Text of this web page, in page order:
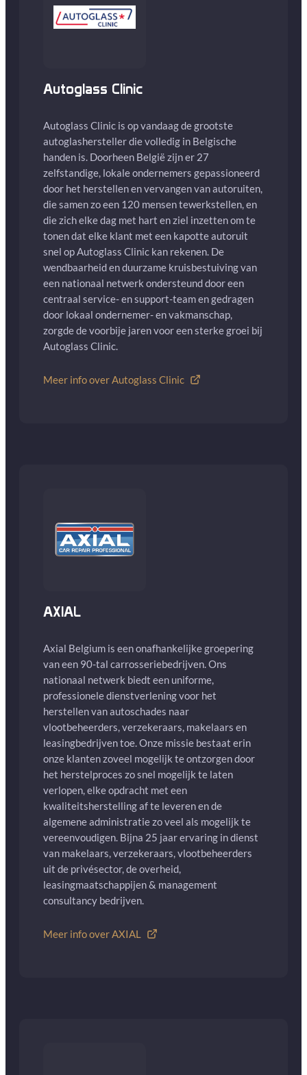
Autoglass Clinic
Autoglass Clinic is op vandaag de grootste
autoglashersteller die volledig in Belgische
handen is. Doorheen België zijn er 27
zelfstandige, lokale ondernemers gepassioneerd
door het herstellen en vervangen van autoruiten,
die samen zo een 120 mensen tewerkstellen, en
die zich elke dag met hart en ziel inzetten om te
tonen dat elke klant met een kapotte autoruit
snel op Autoglass Clinic kan rekenen. De
wendbaarheid en duurzame kruisbestuiving van
een nationaal netwerk ondersteund door een
centraal service- en support-team en gedragen
door lokaal ondernemer- en vakmanschap,
zorgde de voorbije jaren voor een sterke groei bij
Autoglass Clinic.
Meer info over Autoglass Clinic
AXIAL
Axial Belgium is een onafhankelijke groepering
van een 90-tal carrosseriebedrijven. Ons
nationaal netwerk biedt een uniforme,
professionele dienstverlening voor het
herstellen van autoschades naar
vlootbeheerders, verzekeraars, makelaars en
leasingbedrijven toe. Onze missie bestaat erin
onze klanten zoveel mogelijk te ontzorgen door
het herstelproces zo snel mogelijk te laten
verlopen, elke opdracht met een
kwaliteitsherstelling af te leveren en de
algemene administratie zo veel als mogelijk te
vereenvoudigen. Bijna 25 jaar ervaring in dienst
van makelaars, verzekeraars, vlootbeheerders
uit de privésector, de overheid,
leasingmaatschappijen & management
consultancy bedrijven.
Meer info over AXIAL